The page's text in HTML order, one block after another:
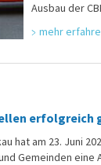
Ausbau der
mehr
erfolgreich
hat am 23. Juni
Gemeinden